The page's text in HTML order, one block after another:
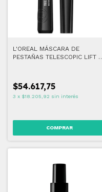
L'OREAL MÁSCARA DE
PESTAÑAS TELESCOPIC LIFT -
$54.617,75
3 x $18.205,92 sin interés
COMPRAR